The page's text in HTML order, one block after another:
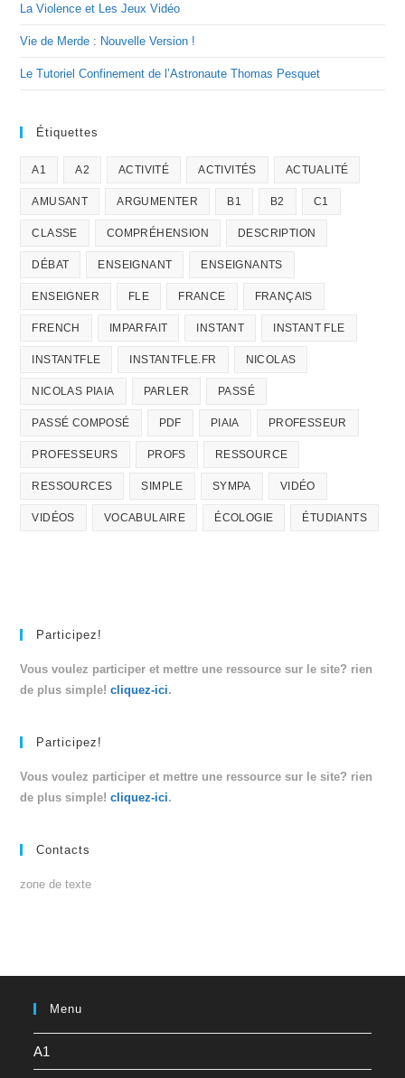
La Violence et Les Jeux Vidéo
Vie de Merde : Nouvelle Version !
Le Tutoriel Confinement de l’Astronaute Thomas Pesquet
Étiquettes
A1 A2 ACTIVITÉ ACTIVITÉS ACTUALITÉ
AMUSANT ARGUMENTER B1 B2 C1
CLASSE COMPRÉHENSION DESCRIPTION
DÉBAT ENSEIGNANT ENSEIGNANTS
ENSEIGNER FLE FRANCE FRANÇAIS
FRENCH IMPARFAIT INSTANT INSTANT FLE
INSTANTFLE INSTANTFLE.FR NICOLAS
NICOLAS PIAIA PARLER PASSÉ
PASSÉ COMPOSÉ PDF PIAIA PROFESSEUR
PROFESSEURS PROFS RESSOURCE
RESSOURCES SIMPLE SYMPA VIDÉO
VIDÉOS VOCABULAIRE ÉCOLOGIE ÉTUDIANTS
Participez!
Vous voulez participer et mettre une ressource sur le site? rien
de plus simple!cliquez-ici.
Participez!
Vous voulez participer et mettre une ressource sur le site? rien
de plus simple!cliquez-ici.
Contacts
zone de texte
Menu
A1